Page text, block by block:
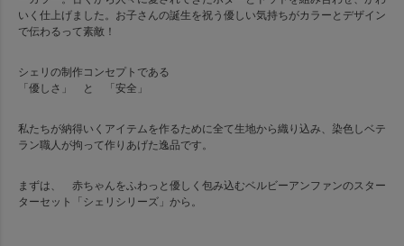
いく仕上げました。お子さんの誕生を祝う優しい気持ちがカラーとデザイン
で伝わるって素敵！
シェリの制作コンセプトである
「優しさ」 と 「安全」
私たちが納得いくアイテムを作るために全て生地から織り込み、染色しベテ
ラン職人が拘って作りあげた逸品です。
まずは、 赤ちゃんをふわっと優しく包み込むベルビーアンファンのスター
ターセット「シェリシリーズ」から。